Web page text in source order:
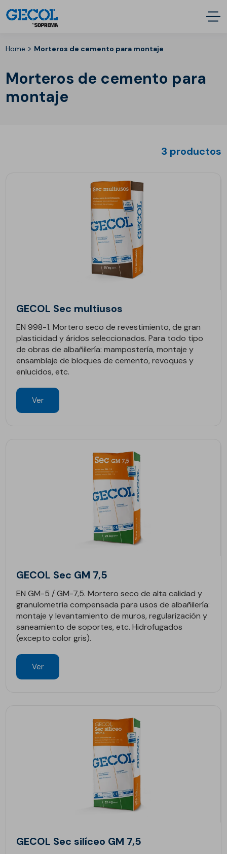
Home > Morteros de cemento para montaje
Morteros de cemento para
montaje
3 productos
GECOL Sec multiusos
EN 998-1. Mortero seco de revestimiento, de gran
plasticidad y áridos seleccionados. Para todo tipo
de obras de albañilería: mampostería, montaje y
ensamblaje de bloques de cemento, revoques y
enlucidos, etc.
Ver
GECOL Sec GM 7,5
EN GM-5 / GM-7,5. Mortero seco de alta calidad y
granulometría compensada para usos de albañilería:
montaje y levantamiento de muros, regularización y
saneamiento de soportes, etc. Hidrofugados
(excepto color gris).
Ver
GECOL Sec silíceo GM 7,5